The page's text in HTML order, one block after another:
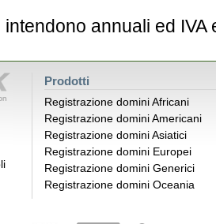
annuali ed IVA
Prodotti
Registrazione domini Africani
Registrazione domini Americani
Registrazione domini Asiatici
Registrazione domini Europei
Registrazione domini Generici
Registrazione domini Oceania